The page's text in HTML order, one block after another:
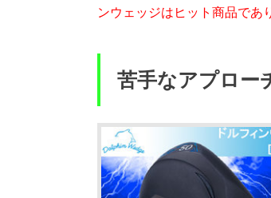
ンウェッジはヒット商品であ
苦手なアプロー